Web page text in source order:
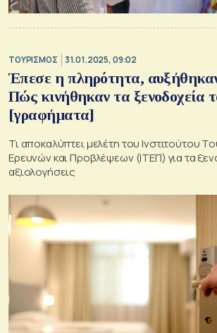
ΤΟΥΡΙΣΜΟΣ 31.01.2025, 09:02
Έπεσε η πληρότητα, αυξήθηκαν
Πώς κινήθηκαν τα ξενοδοχεία
[γραφήματα]
Τι αποκαλύπτει μελέτη του Ινστιτούτου
Ερευνών και Προβλέψεων (ΙΤΕΠ) για τα ξενοδοχεία - Οι
αξιολογήσεις